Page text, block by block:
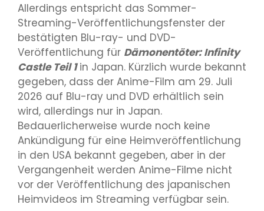
Allerdings entspricht das Sommer-
Streaming-Veröffentlichungsfenster der
bestätigten Blu-ray- und DVD-
Veröffentlichung für Dämonentöter: Infinity
Castle Teil 1in Japan. Kürzlich wurde bekannt
gegeben, dass der Anime-Film am 29. Juli
2026 auf Blu-ray und DVD erhältlich sein
wird, allerdings nur in Japan.
Bedauerlicherweise wurde noch keine
Ankündigung für eine Heimveröffentlichung
in den USA bekannt gegeben, aber in der
Vergangenheit werden Anime-Filme nicht
vor der Veröffentlichung des japanischen
Heimvideos im Streaming verfügbar sein.